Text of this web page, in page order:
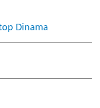
Dinama